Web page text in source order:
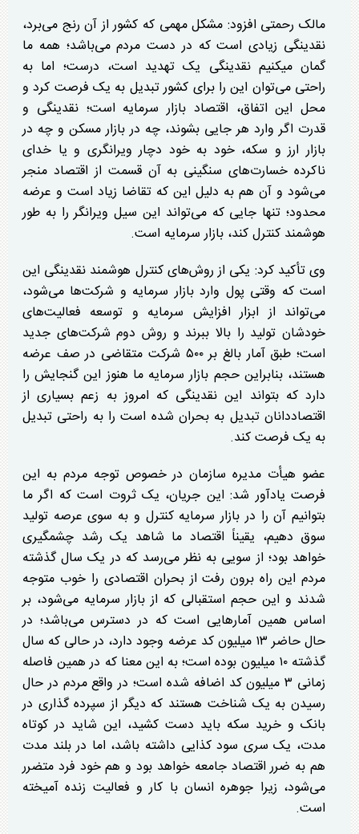
مالک رحمتی افزود: مشکل مهمی که کشور از آن رنج می‌برد،
نقدینگی زیادی است که در دست مردم می‌باشد؛ همه ما
گمان میکنیم نقدینگی یک تهدید است، درست؛ اما به
راحتی می‌توان این را برای کشور تبدیل به یک فرصت کرد و
محل این اتفاق، اقتصاد بازار سرمایه است؛ نقدینگی و
قدرت اگر وارد هر جایی بشوند، چه در بازار مسکن و چه در
بازار ارز و سکه، خود به خود دچار ویرانگری و یا خدای
ناکرده خسارت‌های سنگینی به آن قسمت از اقتصاد منجر
می‌شود و آن هم به دلیل این که تقاضا زیاد است و عرضه
محدود؛ تنها جایی که می‌تواند این سیل ویرانگر را به طور
هوشمند کنترل کند، بازار سرمایه است.
وی تأکید کرد: یکی از روش‌های کنترل هوشمند نقدینگی این
است که وقتی پول وارد بازار سرمایه و شرکت‌ها می‌شود،
می‌تواند از ابزار افزایش سرمایه و توسعه فعالیت‌های
خودشان تولید را بالا ببرند و روش دوم شرکت‌های جدید
است؛ طبق آمار بالغ بر ۵۰۰ شرکت متقاضی در صف عرضه
هستند، بنابراین حجم بازار سرمایه ما هنوز این گنجایش را
دارد که بتواند این نقدینگی که امروز به زعم بسیاری از
اقتصاددانان تبدیل به بحران شده است را به راحتی تبدیل
به یک فرصت کند.
عضو هیأت مدیره سازمان در خصوص توجه مردم به این
فرصت یادآور شد: این جریان، یک ثروت است که اگر ما
بتوانیم آن را در بازار سرمایه کنترل و به سوی عرصه تولید
سوق دهیم، یقیناً اقتصاد ما شاهد یک رشد چشمگیری
خواهد بود؛ از سویی به نظر می‌رسد که در یک سال گذشته
مردم این راه برون رفت از بحران اقتصادی را خوب متوجه
شدند و این حجم استقبالی که از بازار سرمایه می‌شود، بر
اساس همین آمار‌هایی است که در دسترس می‌باشد؛ در
حال حاضر ۱۳ میلیون کد عرضه وجود دارد، در حالی که سال
گذشته ۱۰ میلیون بوده است؛ به این معنا که در همین فاصله
زمانی ۳ میلیون کد اضافه شده است؛ در واقع مردم در حال
رسیدن به یک شناخت هستند که دیگر از سپرده گذاری در
بانک و خرید سکه باید دست کشید، این شاید در کوتاه
مدت، یک سری سود کذایی داشته باشد، اما در بلند مدت
هم به ضرر اقتصاد جامعه خواهد بود و هم خود فرد متضرر
می‌شود، زیرا جوهره انسان با کار و فعالیت زنده آمیخته
است.